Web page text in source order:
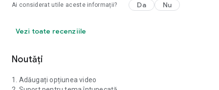
Ai considerat utile aceste informații? Da Nu
Vezi toate recenziile
Noutăți
1. Adăugați opțiunea video